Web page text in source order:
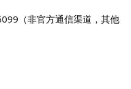
（非官方通信渠道，其他